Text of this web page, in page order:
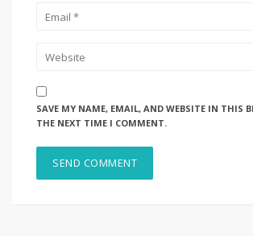
SAVE MY NAME, EMAIL, AND WEBSITE IN THIS
THE NEXT TIME I COMMENT.